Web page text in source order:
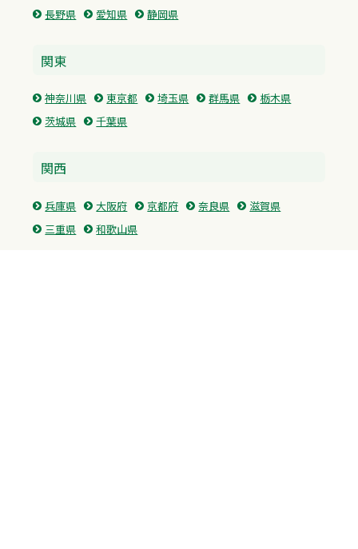
長野県
愛知県 静岡県
関東
神奈川県 東京都 埼玉県 群馬県
栃木県
茨城県
千葉県
関西
兵庫県 大阪府 京都府 奈良県
滋賀県
三重県
和歌山県